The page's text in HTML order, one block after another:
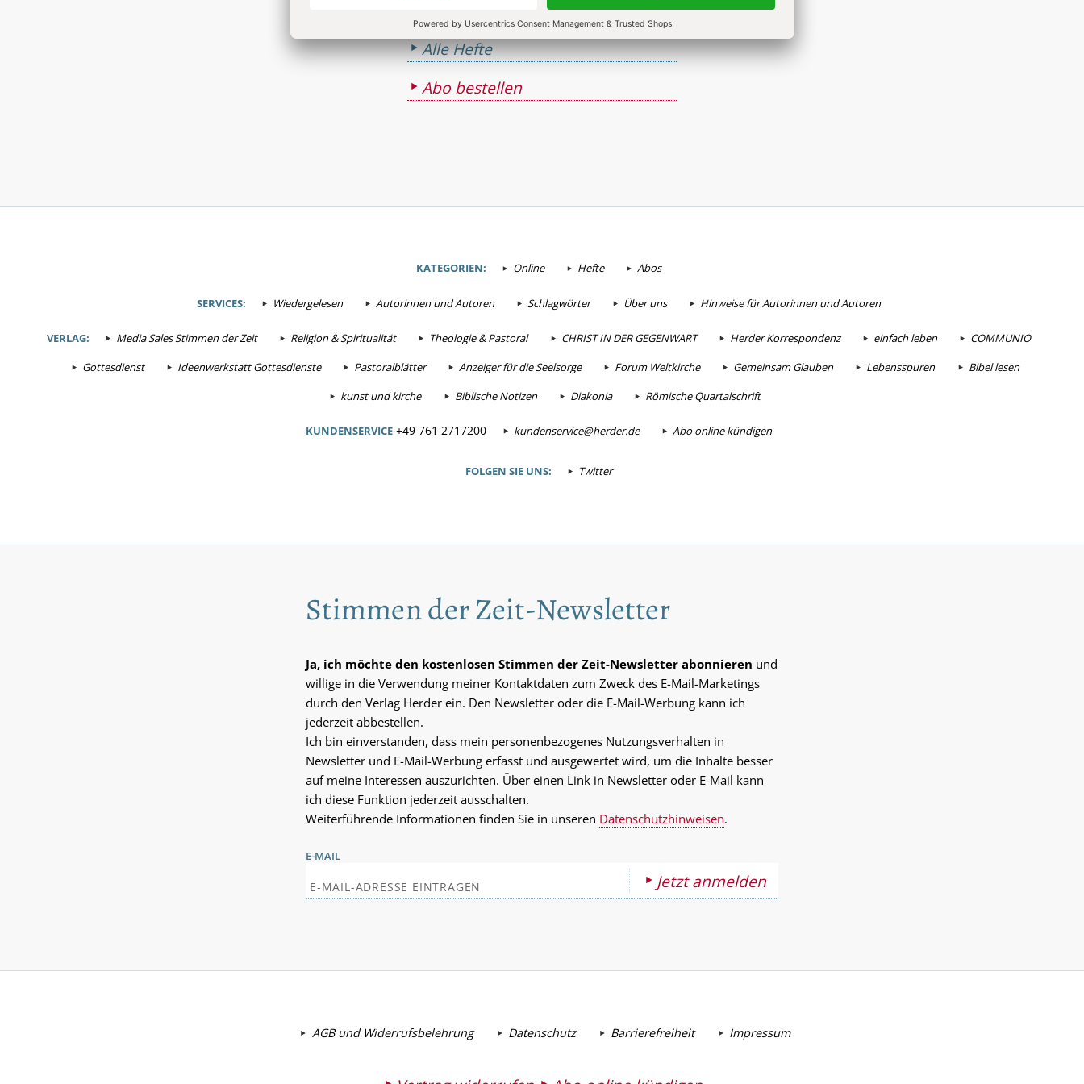
Alle Hefte
Abo bestellen
KATEGORIEN: Online Hefte Abos
SERVICES: Wiedergelesen Autorinnen und Autoren Schlagwörter Über uns Hinweise für Autorinnen und Autoren
VERLAG: Media Sales Stimmen der Zeit Religion & Spiritualität Theologie & Pastoral CHRIST IN DER GEGENWART Herder Korrespondenz einfach leben
COMMUNIO
Gottesdienst
Ideenwerkstatt Gottesdienste Pastoralblätter Anzeiger für die Seelsorge Forum Weltkirche Gemeinsam Glauben Lebensspuren
Bibel lesen
kunst und kirche
Biblische Notizen Diakonia Römische Quartalschrift
KUNDENSERVICE +49 761 2717200 kundenservice@herder.de Abo online kündigen
FOLGEN SIE UNS: Twitter
Stimmen der Zeit-Newsletter
Ja, ich möchte den kostenlosen Stimmen der Zeit-Newsletter abonnieren und
willige in die Verwendung meiner Kontaktdaten zum Zweck des E-Mail-Marketings
durch den Verlag Herder ein. Den Newsletter oder die E-Mail-Werbung kann ich
jederzeit abbestellen.
Ich bin einverstanden, dass mein personenbezogenes Nutzungsverhalten in
Newsletter und E-Mail-Werbung erfasst und ausgewertet wird, um die Inhalte besser
auf meine Interessen auszurichten. Über einen Link in Newsletter oder E-Mail kann
ich diese Funktion jederzeit ausschalten.
Weiterführende Informationen finden Sie in unseren Datenschutzhinweisen.
E-MAIL
Jetzt anmelden
AGB und Widerrufsbelehrung Datenschutz Barrierefreiheit Impressum